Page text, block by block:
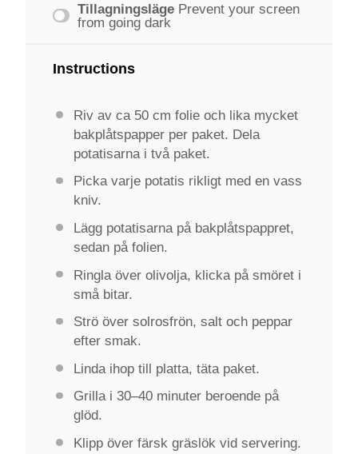
Tillagningsläge Prevent your screen
from going dark
Instructions
Riv av ca 50 cm folie och lika mycket
bakplåtspapper per paket. Dela
potatisarna i två paket.
Picka varje potatis rikligt med en vass
kniv.
Lägg potatisarna på bakplåtspappret,
sedan på folien.
Ringla över olivolja, klicka på smöret i
små bitar.
Strö över solrosfrön, salt och peppar
efter smak.
Linda ihop till platta, täta paket.
Grilla i 30–40 minuter beroende på
glöd.
Klipp över färsk gräslök vid servering.